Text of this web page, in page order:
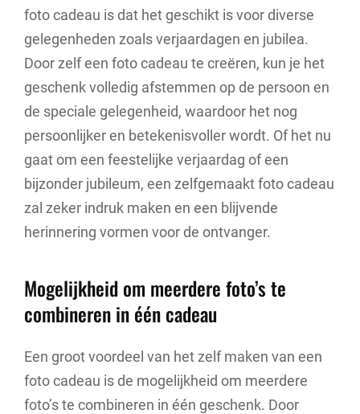
foto cadeau is dat het geschikt is voor diverse
gelegenheden zoals verjaardagen en jubilea.
Door zelf een foto cadeau te creëren, kun je het
geschenk volledig afstemmen op de persoon en
de speciale gelegenheid, waardoor het nog
persoonlijker en betekenisvoller wordt. Of het nu
gaat om een feestelijke verjaardag of een
bijzonder jubileum, een zelfgemaakt foto cadeau
zal zeker indruk maken en een blijvende
herinnering vormen voor de ontvanger.
Mogelijkheid om meerdere foto’s te
combineren in één cadeau
Een groot voordeel van het zelf maken van een
foto cadeau is de mogelijkheid om meerdere
foto’s te combineren in één geschenk. Door